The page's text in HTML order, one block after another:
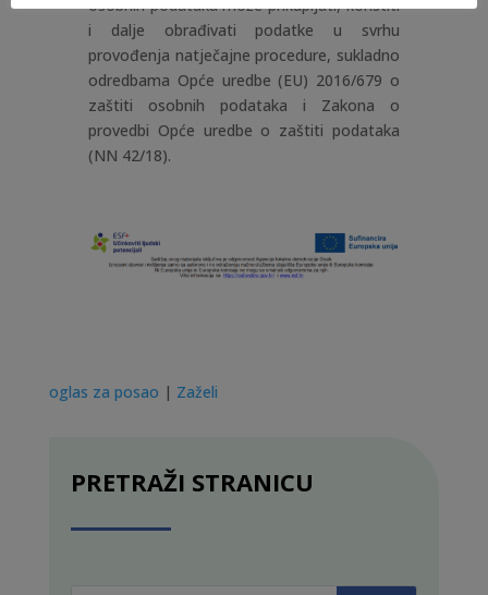
osobnih podataka može prikupljati, koristiti
i dalje obrađivati podatke u svrhu
provođenja natječajne procedure, sukladno
odredbama Opće uredbe (EU) 2016/679 o
zaštiti osobnih podataka i Zakona o
provedbi Opće uredbe o zaštiti podataka
(NN 42/18).
oglas za posao | Zaželi
PRETRAŽI STRANICU